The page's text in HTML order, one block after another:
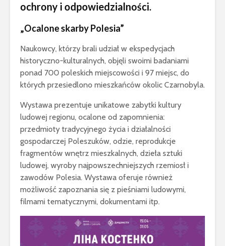
ochrony i odpowiedzialności.
„Ocalone skarby Polesia”
Naukowcy, którzy brali udział w ekspedycjach
historyczno-kulturalnych, objęli swoimi badaniami
ponad 700 poleskich miejscowości i 97 miejsc, do
których przesiedlono mieszkańców okolic Czarnobyla.
Wystawa prezentuje unikatowe zabytki kultury
ludowej regionu, ocalone od zapomnienia:
przedmioty tradycyjnego życia i działalności
gospodarczej Poleszuków, odzie, reprodukcje
fragmentów wnętrz mieszkalnych, dzieła sztuki
ludowej, wyroby najpowszechniejszych rzemiosł i
zawodów Polesia. Wystawa oferuje również
możliwość zapoznania się z pieśniami ludowymi,
filmami tematycznymi, dokumentami itp.